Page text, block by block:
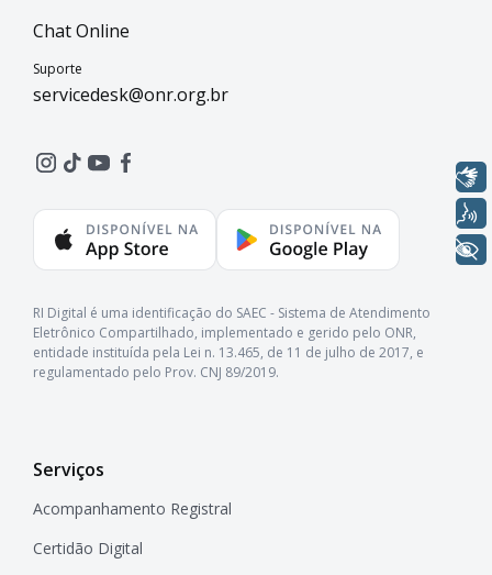
Chat Online
Suporte
servicedesk@onr.org.br
RI Digital é uma identificação do SAEC - Sistema de Atendimento
Eletrônico Compartilhado, implementado e gerido pelo ONR,
entidade instituída pela Lei n. 13.465, de 11 de julho de 2017, e
regulamentado pelo Prov. CNJ 89/2019.
Serviços
Acompanhamento Registral
Certidão Digital
Voz
+ Acessibilidade